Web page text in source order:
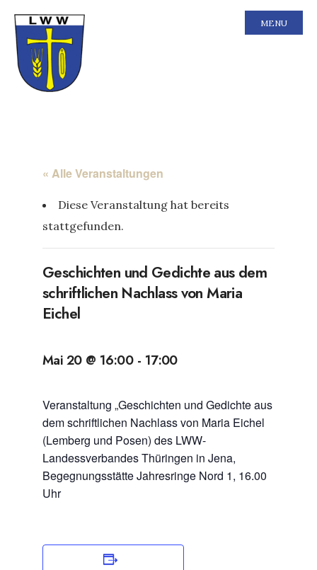
MENU
« Alle Veranstaltungen
Diese Veranstaltung hat bereits
stattgefunden.
Geschichten und Gedichte aus dem
schriftlichen Nachlass von Maria
Eichel
Mai 20 @ 16:00- 17:00
Veranstaltung „Geschichten und Gedichte aus
dem schriftlichen Nachlass von Maria Eichel
(Lemberg und Posen) des LWW-
Landessverbandes Thüringen in Jena,
Begegnungsstätte Jahresringe Nord 1, 16.00
Uhr